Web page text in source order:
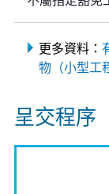
更多資料：
物（小型工
呈交程序